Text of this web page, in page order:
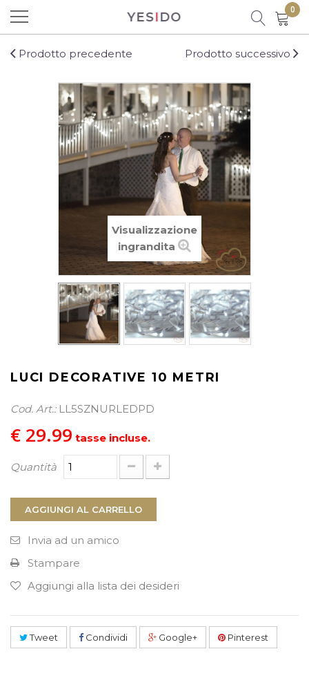
YESIDO 0
Prodotto precedente Prodotto successivo
Visualizzazione
ingrandita
LUCI DECORATIVE 10 METRI
Cod. Art.: LL5SZNURLEDPD
€ 29.99 tasse incluse.
Quantità
AGGIUNGI AL CARRELLO
Invia ad un amico
Stampare
Aggiungi alla lista dei desideri
Tweet Condividi Google+ Pinterest
Prodotto aggiunto al carrello con
successo!
Ci sono0prodotti nel carrello.
C'è un prodotto nel carrello
CONTINUA LO SHOPPING
PROCEDI AL CHECKOUT